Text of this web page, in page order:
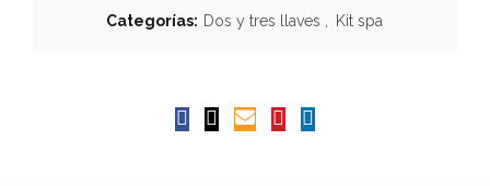
Categorías: Dos y tres llaves Kit spa